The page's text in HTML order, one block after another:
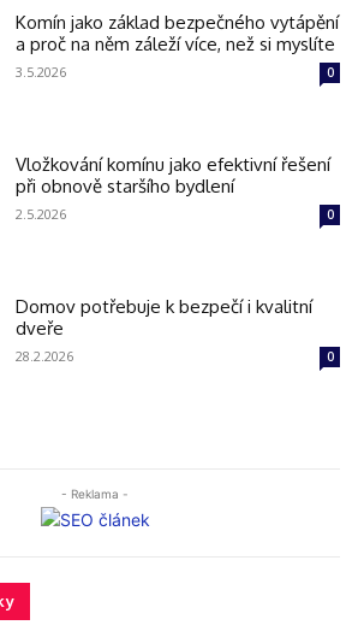
Komín jako základ bezpečného vytápění
a proč na něm záleží více, než si myslíte
3.5.2026 0
Vložkování komínu jako efektivní řešení
při obnově staršího bydlení
2.5.2026 0
Domov potřebuje k bezpečí i kvalitní
dveře
28.2.2026 0
- Reklama -